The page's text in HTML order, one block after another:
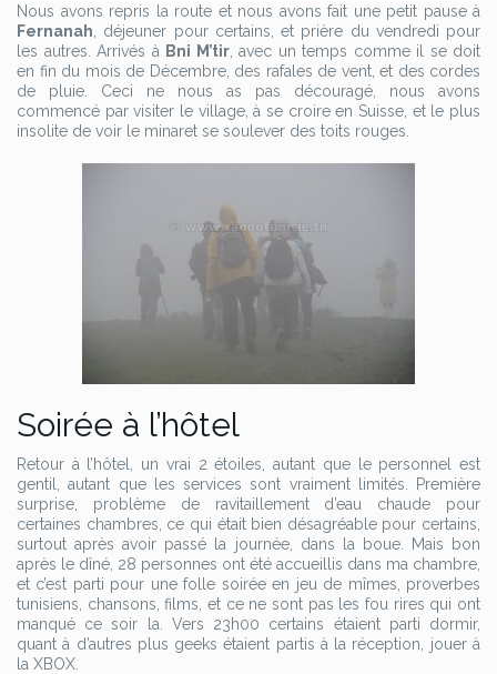
Nous avons repris la route et nous avons fait une petit pause à
Fernanah , déjeuner pour certains, et prière du vendredi pour
les autres. Arrivés à Bni M’tir, avec un temps comme il se doit
en fin du mois de Décembre, des rafales de vent, et des cordes
de pluie. Ceci ne nous as pas découragé, nous avons
commencé par visiter le village, à se croire en Suisse, et le plus
insolite de voir le minaret se soulever des toits rouges.
Soirée à l’hôtel
Retour à l’hôtel, un vrai 2 étoiles, autant que le personnel est
gentil, autant que les services sont vraiment limités. Première
surprise, problème de ravitaillement d’eau chaude pour
certaines chambres, ce qui était bien désagréable pour certains,
surtout après avoir passé la journée, dans la boue. Mais bon
après le dîné, 28 personnes ont été accueillis dans ma chambre,
et c’est parti pour une folle soirée en jeu de mîmes, proverbes
tunisiens, chansons, films, et ce ne sont pas les fou rires qui ont
manqué ce soir la. Vers 23h00 certains étaient parti dormir,
quant à d’autres plus geeks étaient partis à la réception, jouer à
la XBOX.